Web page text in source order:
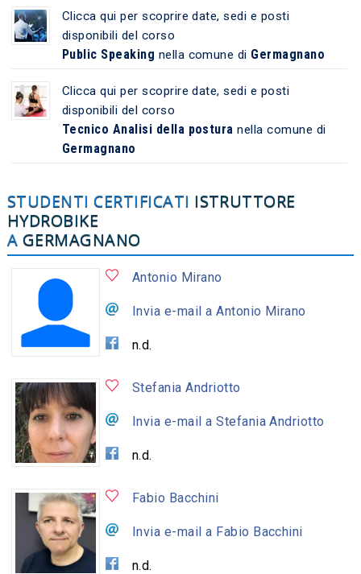
Clicca qui per scoprire date, sedi e posti
disponibili del corso
Public Speaking nella comune di Germagnano
Clicca qui per scoprire date, sedi e posti
disponibili del corso
Tecnico Analisi della postura nella comune di
Germagnano
STUDENTI CERTIFICATI ISTRUTTORE
HYDROBIKE
A GERMAGNANO
Antonio Mirano
Invia e-mail a Antonio Mirano
n.d.
Stefania Andriotto
Invia e-mail a Stefania Andriotto
n.d.
Fabio Bacchini
Invia e-mail a Fabio Bacchini
n.d.